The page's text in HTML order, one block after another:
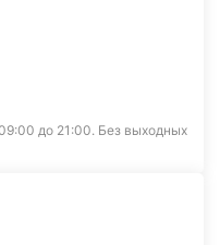
до 21:00. Без выходных